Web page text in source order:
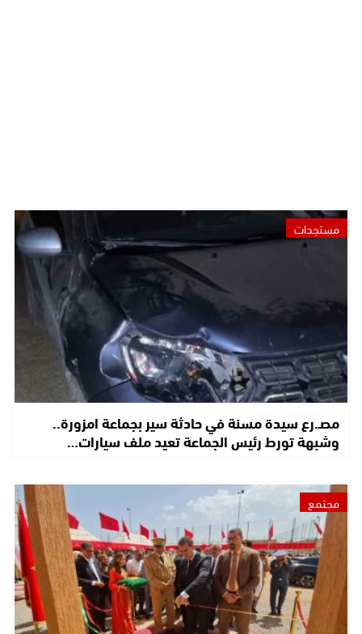
مستجدات
مصـ.رع سيدة مسنة في حادثة سير بجماعة امزورة..
وشبهة تورط رئيس الجماعة تعيد ملف سيارات…
مجتمع